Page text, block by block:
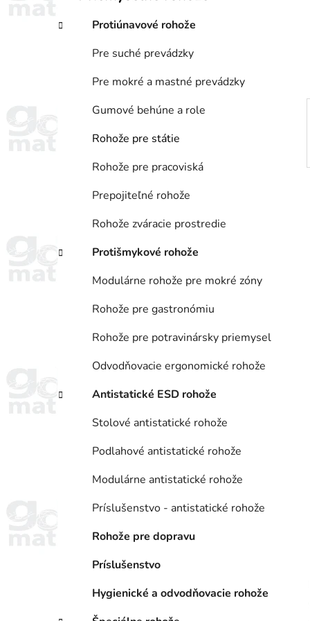
n
e
Protiúnavové rohože
Pre suché prevádzky
Pre mokré a mastné prevádzky
Gumové behúne a role
Rohože pre státie
Rohože pre pracoviská
Prepojiteľné rohože
Rohože zváracie prostredie
Protišmykové rohože
Modulárne rohože pre mokré zóny
Rohože pre gastronómiu
Rohože pre potravinársky priemysel
Odvodňovacie ergonomické rohože
Antistatické ESD rohože
Stolové antistatické rohože
Podlahové antistatické rohože
Modulárne antistatické rohože
Príslušenstvo - antistatické rohože
Rohože pre dopravu
Príslušenstvo
Hygienické a odvodňovacie rohože